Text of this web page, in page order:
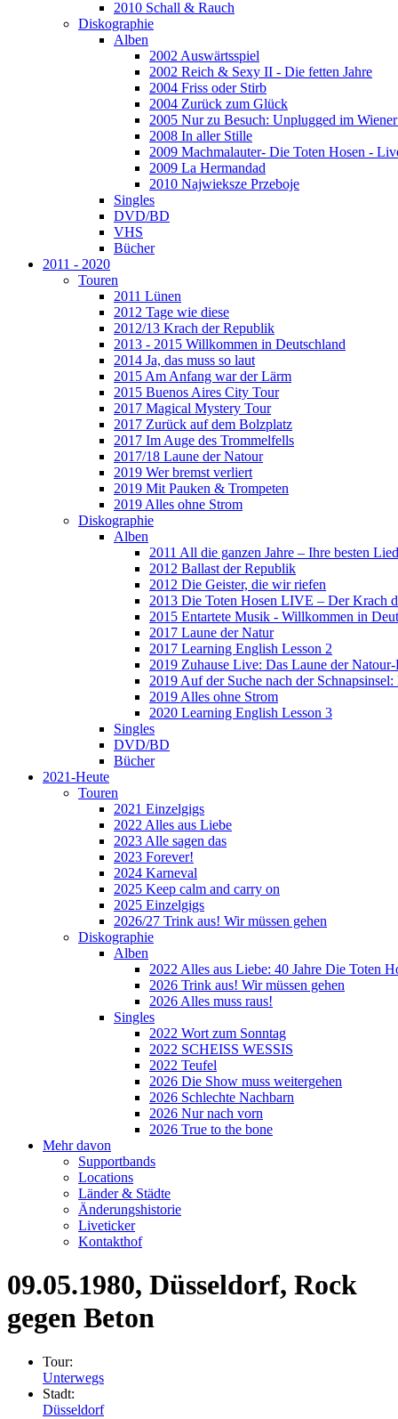
2010 Schall & Rauch
Diskographie
Alben
2002 Auswärtsspiel
2002 Reich & Sexy II - Die fetten Jahre
2004 Friss oder Stirb
2004 Zurück zum Glück
2005 Nur zu Besuch: Unplugged im
2008 In aller Stille
2009 Machmalauter- Die Toten Hosen -
2009 La Hermandad
2010 Najwieksze Przeboje
Singles
DVD/BD
VHS
Bücher
2011 - 2020
Touren
2011 Lünen
2012 Tage wie diese
2012/13 Krach der Republik
2013 - 2015 Willkommen in Deutschland
2014 Ja, das muss so laut
2015 Am Anfang war der Lärm
2015 Buenos Aires City Tour
2017 Magical Mystery Tour
2017 Zurück auf dem Bolzplatz
2017 Im Auge des Trommelfells
2017/18 Laune der Natour
2019 Wer bremst verliert
2019 Mit Pauken & Trompeten
2019 Alles ohne Strom
Diskographie
Alben
2011 All die ganzen Jahre – Ihre besten
2012 Ballast der Republik
2012 Die Geister, die wir riefen
2013 Die Toten Hosen LIVE – Der Krach
2015 Entartete Musik - Willkommen in
2017 Laune der Natur
2017 Learning English Lesson 2
2019 Zuhause Live: Das Laune der
2019 Auf der Suche nach der
2019 Alles ohne Strom
2020 Learning English Lesson 3
Singles
DVD/BD
Bücher
2021-Heute
Touren
2021 Einzelgigs
2022 Alles aus Liebe
2023 Alle sagen das
2023 Forever!
2024 Karneval
2025 Keep calm and carry on
2025 Einzelgigs
2026/27 Trink aus! Wir müssen gehen
Diskographie
Alben
2022 Alles aus Liebe: 40 Jahre Die Toten
2026 Trink aus! Wir müssen gehen
2026 Alles muss raus!
Singles
2022 Wort zum Sonntag
2022 SCHEISS WESSIS
2022 Teufel
2026 Die Show muss weitergehen
2026 Schlechte Nachbarn
2026 Nur nach vorn
2026 True to the bone
Mehr davon
Supportbands
Locations
Länder & Städte
Änderungshistorie
Liveticker
Kontakthof
09.05.1980, Düsseldorf, Rock
gegen Beton
Tour:
Unterwegs
Stadt:
Düsseldorf